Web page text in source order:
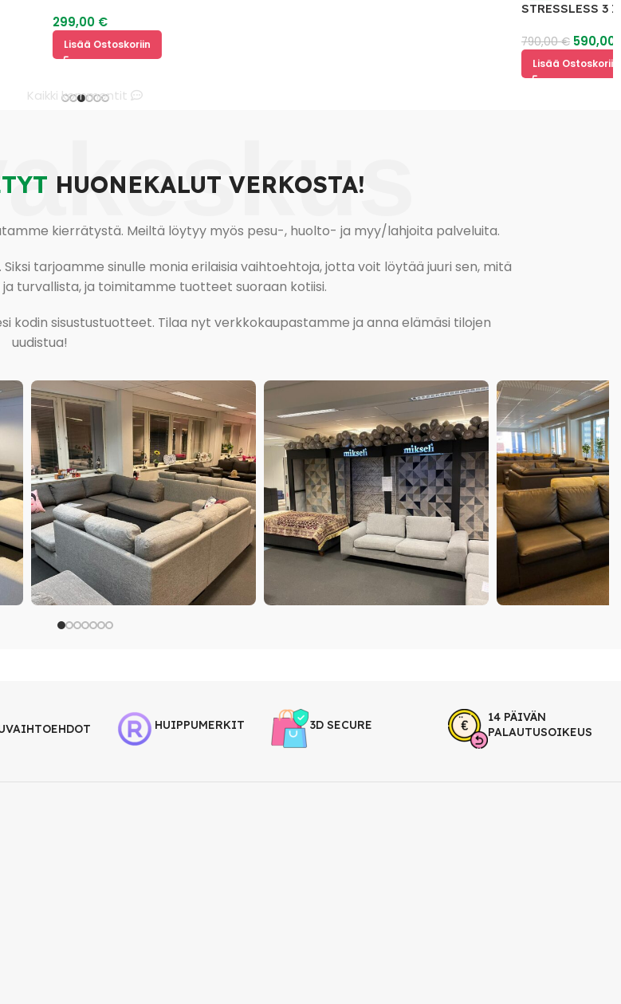
299,00€
Lisää Ostoskoriin
STRESSLESS 3
790,00€ 590,00€
Lisää Ostoskoriin
Kaikki kommentit
HUONEKALUT VERKOSTA!
kierrätystä. Meiltä löytyy myös pesu-, huolto- ja myy/lahjoita palveluita.
tarjoamme sinulle monia erilaisia vaihtoehtoja, jotta voit löytää juuri sen, mitä
turvallista, ja toimitamme tuotteet suoraan kotiisi.
kodin sisustustuotteet. Tilaa nyt verkkokaupastamme ja anna elämäsi tilojen
uudistua!
HUIPPUMERKIT 3D SECURE
14 PÄIVÄN
PALAUTUSOIKEUS